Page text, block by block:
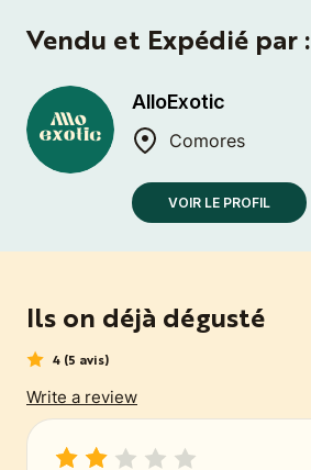
Vendu et Expédié par :
AlloExotic
Comores
VOIR LE PROFIL
Ils on déjà dégusté
4 (5 avis)
Write a review